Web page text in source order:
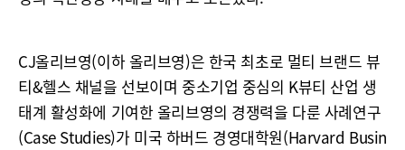
CJ올리브영(이하 올리브영)은 한국 최초로 멀티 브랜드 뷰
티&헬스 채널을 선보이며 중소기업 중심의 K뷰티 산업 생
태계 활성화에 기여한 올리브영의 경쟁력을 다룬 사례연구
(Case Studies)가 미국 하버드 경영대학원(Harvard Busin